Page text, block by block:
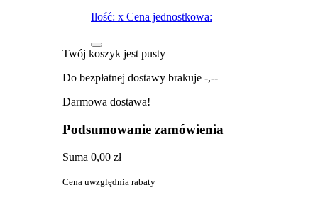
Ilość: x Cena jednostkowa:
Twój koszyk jest pusty
Do bezpłatnej dostawy brakuje -,--
Darmowa dostawa!
Podsumowanie zamówienia
Suma 0,00 zł
Cena uwzględnia rabaty